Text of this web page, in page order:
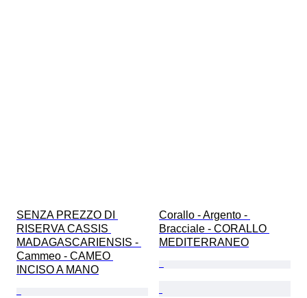
SENZA PREZZO DI
RISERVA CASSIS
MADAGASCARIENSIS -
Cammeo - CAMEO
INCISO A MANO
Corallo - Argento -
Bracciale - CORALLO
MEDITERRANEO